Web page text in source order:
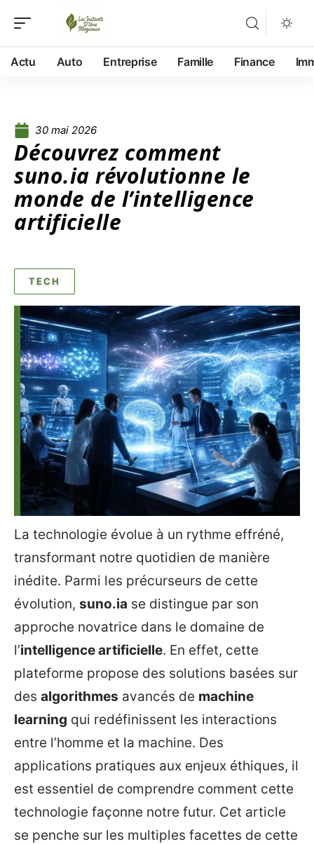
Actu Auto Entreprise Famille Finance
30 mai 2026
Découvrez comment
suno.ia révolutionne le
monde de l’intelligence
artificielle
TECH
La technologie évolue à un rythme effréné,
transformant notre quotidien de manière
inédite. Parmi les précurseurs de cette
évolution, suno.ia se distingue par son
approche novatrice dans le domaine de
l’intelligence artificielle. En effet, cette
plateforme propose des solutions basées sur
des algorithmes avancés de machine
learning qui redéfinissent les interactions
entre l’homme et la machine. Des
applications pratiques aux enjeux éthiques, il
est essentiel de comprendre comment cette
technologie façonne notre futur. Cet article
se penche sur les multiples facettes de cette